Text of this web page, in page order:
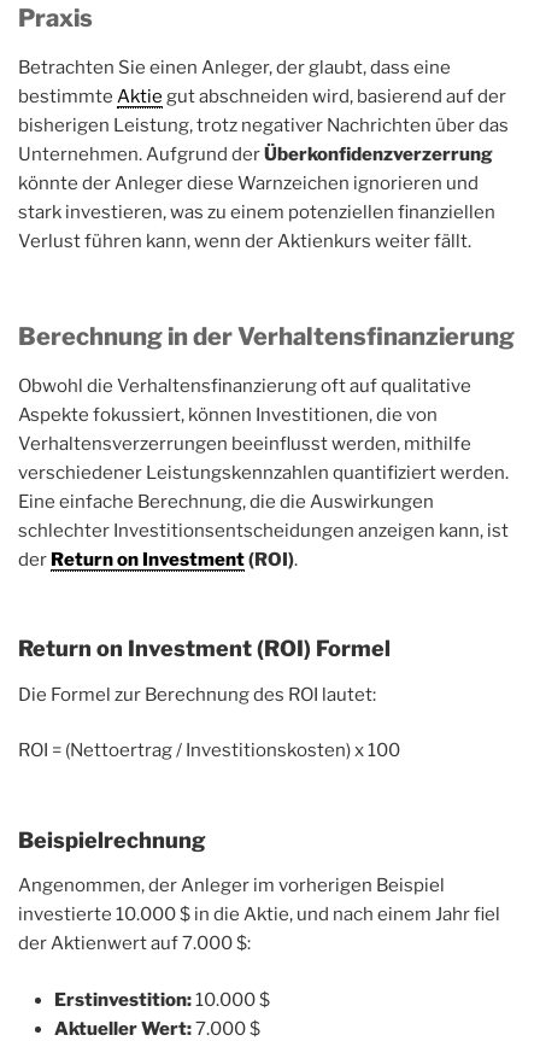
Praxis
Betrachten Sie einen Anleger, der glaubt, dass eine
bestimmte Aktie gut abschneiden wird, basierend auf der
bisherigen Leistung, trotz negativer Nachrichten über das
Unternehmen. Aufgrund derÜberkonfidenzverzerrung
könnte der Anleger diese Warnzeichen ignorieren und
stark investieren, was zu einem potenziellen finanziellen
Verlust führen kann, wenn der Aktienkurs weiter fällt.
Berechnung in der Verhaltensfinanzierung
Obwohl die Verhaltensfinanzierung oft auf qualitative
Aspekte fokussiert, können Investitionen, die von
Verhaltensverzerrungen beeinflusst werden, mithilfe
verschiedener Leistungskennzahlen quantifiziert werden.
Eine einfache Berechnung, die die Auswirkungen
schlechter Investitionsentscheidungen anzeigen kann, ist
der Return on Investment(ROI).
Return on Investment (ROI) Formel
Die Formel zur Berechnung des ROI lautet:
ROI = (Nettoertrag / Investitionskosten) x 100
Beispielrechnung
Angenommen, der Anleger im vorherigen Beispiel
investierte 10.000 $ in die Aktie, und nach einem Jahr fiel
der Aktienwert auf 7.000 $:
Erstinvestition:10.000 $
Aktueller Wert:7.000 $